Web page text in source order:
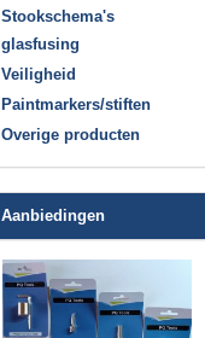
Stookschema's
glasfusing
Veiligheid
Paintmarkers/stiften
Overige producten
Aanbiedingen